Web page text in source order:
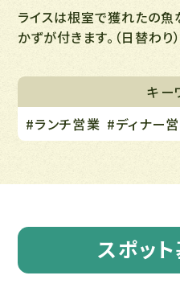
ライスは根室で獲れたの魚
かずが付きます。（日替わり）
キー
#ランチ営業 #ディナー
スポッ